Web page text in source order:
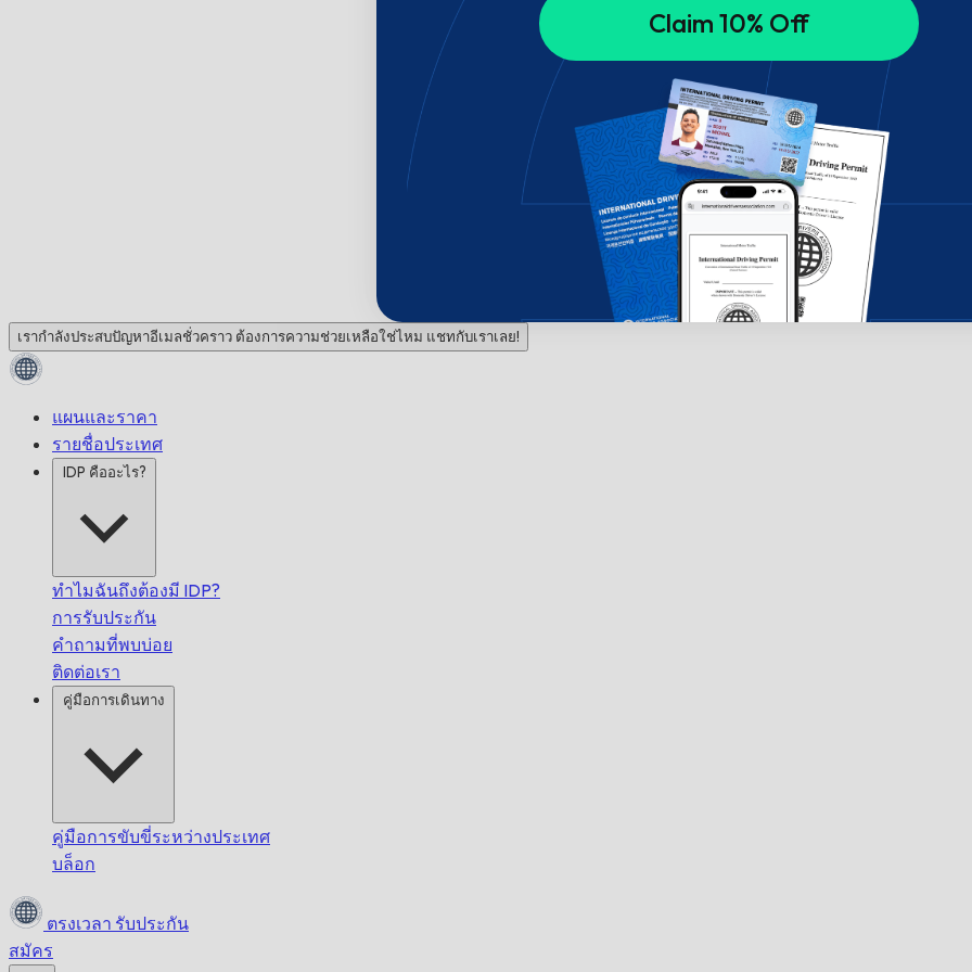
เรากำลังประสบปัญหาอีเมลชั่วคราว ต้องการความช่วยเหลือใช่ไหม แชทกับเราเลย!
แผนและราคา
รายชื่อประเทศ
IDP คืออะไร?
ทำไมฉันถึงต้องมี IDP?
การรับประกัน
คำถามที่พบบ่อย
ติดต่อเรา
คู่มือการเดินทาง
คู่มือการขับขี่ระหว่างประเทศ
บล็อก
ตรงเวลา รับประกัน
สมัคร
Claim 10% Off